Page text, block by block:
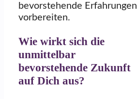
bevorstehende Erfahrungen
vorbereiten.
Wie wirkt sich die
unmittelbar
bevorstehende Zukunft
auf Dich aus?